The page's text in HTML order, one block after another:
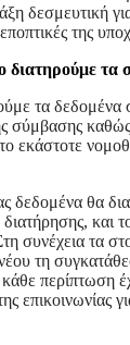
δεσμευτική
της
διατηρούμε τα
τα δεδομένα
σύμβασης
εκάστοτε
δεδομένα θα
και
συνέχεια τα
τη
περίπτωση
επικοινωνίας